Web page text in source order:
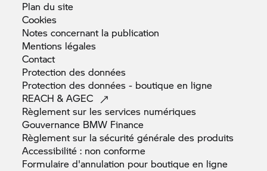
Plan dusite
Cookies
Notes concernant la publication
Mentions légales
Contact
Protection desdonnées
Protection des données - boutique en ligne
REACH &AGEC
Règlement sur les services numériques
Gouvernance BMW Finance
Règlement sur la sécurité générale des produits
Accessibilité : nonconforme
Formulaire d'annulation pour boutique en ligne